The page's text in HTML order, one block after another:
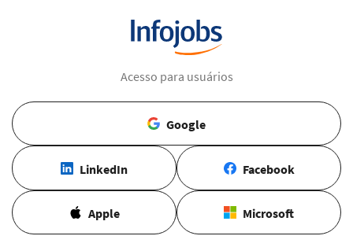
Acesso para usuários
Google
LinkedIn Facebook
Apple Microsoft